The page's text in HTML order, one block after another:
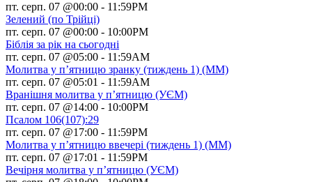
пт. серп. 07 @00:00 - 11:59PM
Зелений (по Трійці)
пт. серп. 07 @00:00 - 10:00PM
Біблія за рік на сьогодні
пт. серп. 07 @05:00 - 11:59AM
Молитва у п’ятницю зранку (тиждень 1) (ММ)
пт. серп. 07 @05:01 - 11:59AM
Вранішня молитва у п’ятницю (УЄМ)
пт. серп. 07 @14:00 - 10:00PM
Псалом 106(107):29
пт. серп. 07 @17:00 - 11:59PM
Молитва у п’ятницю ввечері (тиждень 1) (ММ)
пт. серп. 07 @17:01 - 11:59PM
Вечірня молитва у п’ятницю (УЄМ)